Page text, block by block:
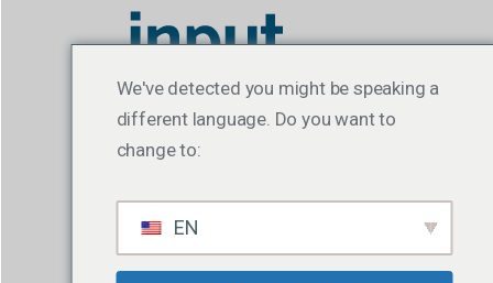
We've detected you might be speaking a
different language. Do you want to
change to:
EN